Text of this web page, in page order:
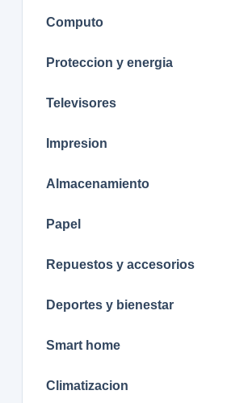
Computo
Proteccion y energia
Televisores
Impresion
Almacenamiento
Papel
Repuestos y accesorios
Deportes y bienestar
Smart home
Climatizacion